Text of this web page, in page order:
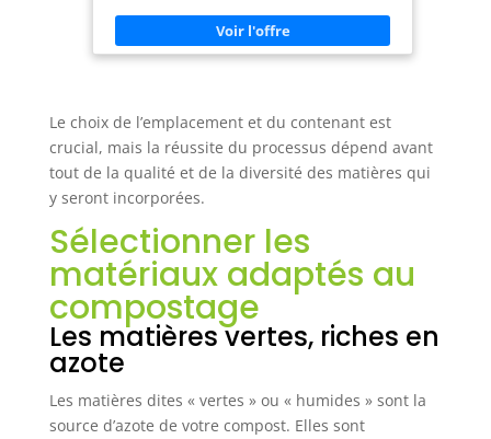
coco, minéraux provenant de la farine de roche et
micro-organismes utiles pour un démarrage
réussi. 2x Filtre à vers: Filtre le thé de vers du
vermicompost avec un filtre de remplacement
solutions aux problèmes. ♻️ PEHD: Robuste et non
toxique et de qualité alimentaire - 85% de
plastique recyclé. ⏫ Évolutif jusqu'à 8 plateaux
Le choix de l’emplacement et du contenant est
crucial, mais la réussite du processus dépend avant
tout de la qualité et de la diversité des matières qui
y seront incorporées.
Sélectionner les
matériaux adaptés au
compostage
Les matières vertes, riches en
azote
Les matières dites « vertes » ou « humides » sont la
source d’azote de votre compost. Elles sont